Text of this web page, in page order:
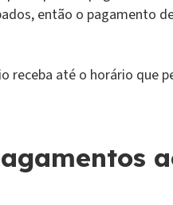
então o pagamento
receba até o horário que